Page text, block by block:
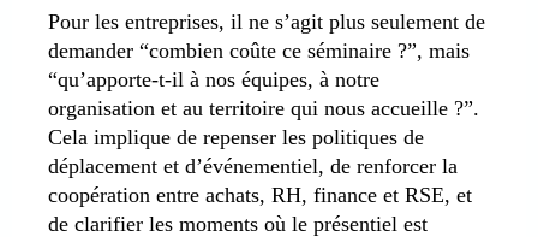
Pour les entreprises, il ne s’agit plus seulement de
demander “combien coûte ce séminaire ?”, mais
“qu’apporte-t-il à nos équipes, à notre
organisation et au territoire qui nous accueille ?”.
Cela implique de repenser les politiques de
déplacement et d’événementiel, de renforcer la
coopération entre achats, RH, finance et RSE, et
de clarifier les moments où le présentiel est